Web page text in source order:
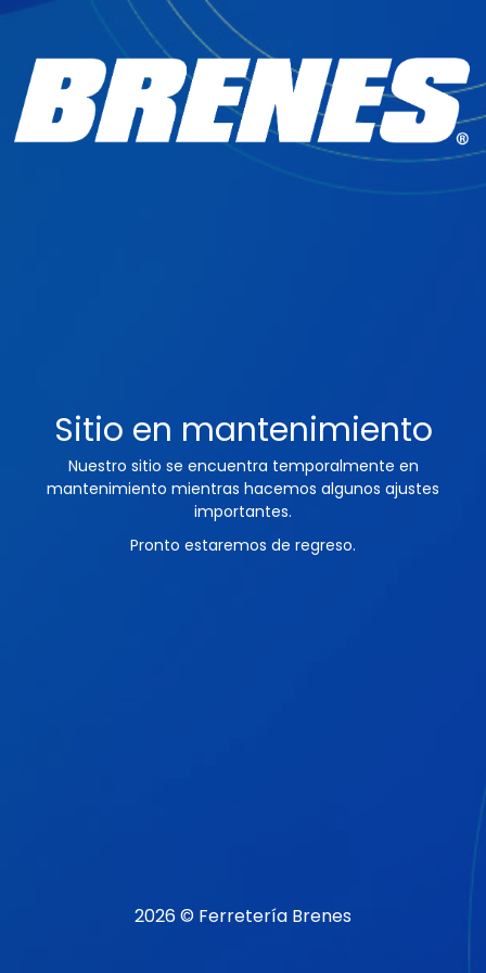
Sitio en mantenimiento
Nuestro sitio se encuentra temporalmente en
mantenimiento mientras hacemos algunos ajustes
importantes.
Pronto estaremos de regreso.
2026 © Ferretería Brenes